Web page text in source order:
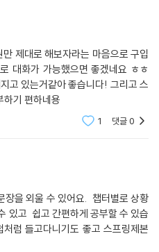
제대로 해보자라는 마음으로 구입
대화가 가능했으면 좋겠네요 ㅎㅎ
고 있는거같아 좋습니다! 그리고 스
하기 편하네용
1 댓글0
장을 외울 수 있어요. 챕터별로 상황
있고 쉽고 간편하게 공부할 수 있습
럼 들고다니기도 좋고 스프링제본